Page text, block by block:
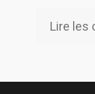
Lire les